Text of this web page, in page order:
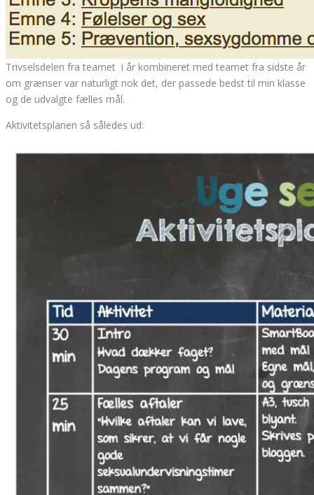
Trivselsdelen fra teamet i år kombineret med teamet fra sidste år
om grænser var naturligt nok det, der passede bedst til min klasse
og de udvalgte fælles mål.
Aktivitetsplanen så således ud: